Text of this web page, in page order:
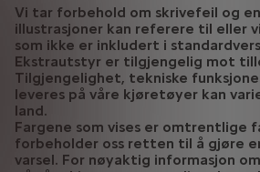
Vi tar forbehold om skrivefeil og
illustrasjoner kan referere til eller
som ikke er inkludert i
Ekstrautstyr er tilgjengelig mot
Tilgjengelighet, tekniske
leveres på våre kjøretøyer kan
land.
Fargene som vises er omtrentlige
forbeholder oss retten til å gjøre
varsel. For nøyaktig informasjon